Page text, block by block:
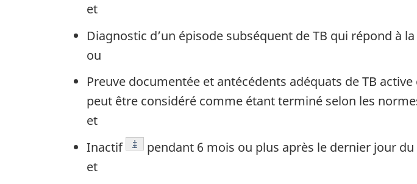
et
Diagnostic d’un épisode subséquent de TB qui répond à
ou
Preuve documentée et antécédents adéquats de TB
peut être considéré comme étant terminé selon les
et
Inactif
Note de bas de page
‡ pendant 6 mois ou plus après le dernier jour
et